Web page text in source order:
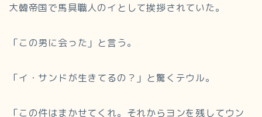
大韓帝国で馬具職人のイとして挨拶されていた。
「この男に会った」と言う。
「イ・サンドが生きてるの？」と驚くテウル。
「この件はまかせてくれ。それからヨンを残してウン